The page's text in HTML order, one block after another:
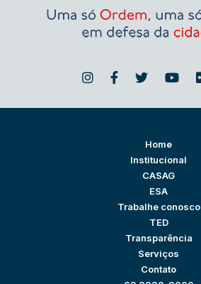
Home
Institucional
CASAG
ESA
Trabalhe conosco
TED
Transparência
Serviços
Contato